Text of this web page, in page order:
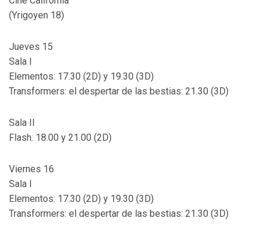
(Yrigoyen 18)
Jueves 15
Sala I
Elementos: 17.30 (2D) y 19.30 (3D)
Transformers: el despertar de las bestias: 21.30 (3D)
Sala II
Flash: 18.00 y 21.00 (2D)
Viernes 16
Sala I
Elementos: 17.30 (2D) y 19.30 (3D)
Transformers: el despertar de las bestias: 21.30 (3D)